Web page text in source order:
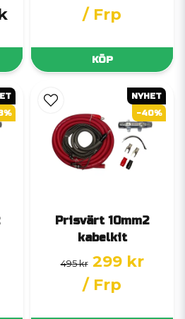
/ Frp
KÖP
Prisvärt 10mm2
kabelkit
495 kr 299 kr
/ Frp
NYHET
-40%